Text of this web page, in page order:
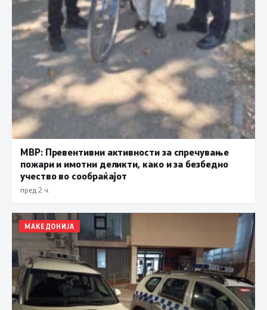
МВР: Превентивни активности за спречување
пожари и имотни деликти, како и за безбедно
учество во сообраќајот
пред 2 ч.
МАКЕДОНИЈА